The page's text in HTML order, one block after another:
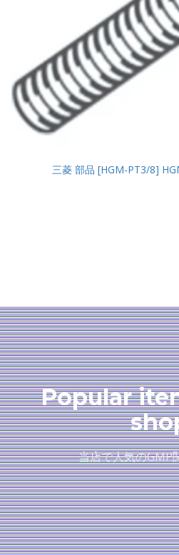
三菱 部品 [HGM-PT3/8]
Popular
当店で人気のGMP